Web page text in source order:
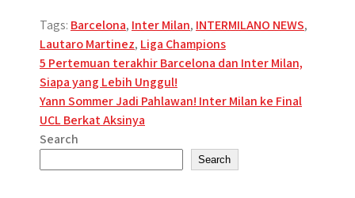
Tags: Barcelona, Inter Milan, INTERMILANO NEWS,
Lautaro Martinez, Liga Champions
Post
navigation
5 Pertemuan terakhir Barcelona dan Inter Milan,
Siapa yang Lebih Unggul!
Yann Sommer Jadi Pahlawan! Inter Milan ke Final
UCL Berkat Aksinya
Search
Search